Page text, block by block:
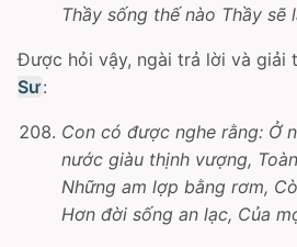
Thầy sống thế nào Thầy sẽ
Ðược hỏi vậy, ngài trả lời và giải
Sư:
Con có được nghe rằng: Ở
nước giàu thịnh vượng,
Những am lợp bằng rơm,
Hơn đời sống an lạc, Của